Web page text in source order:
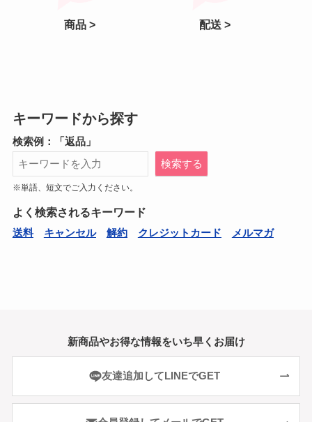
商品 > 配送 >
キーワードから探す
検索例：「返品」
検索する
※単語、短文でご入力ください。
よく検索されるキーワード
送料 キャンセル 解約 クレジットカード メルマガ
新商品やお得な情報をいち早くお届け
友達追加してLINEでGET